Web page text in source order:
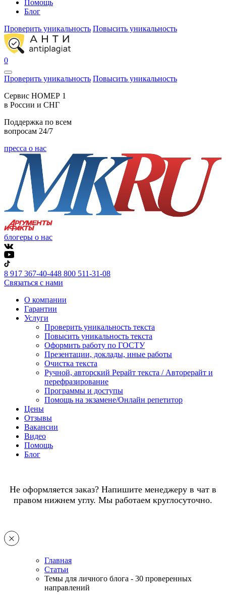
Помощь
Блог
Проверить уникальность Повысить уникальность
0
Проверить уникальность Повысить уникальность
Cервис НОМЕР 1
в России и СНГ
Поддержка по всем
вопросам 24/7
пресса о нас
блогеры о нас
8 917 367-40-448 800 511-31-08
Связаться с нами
О компании
Гарантии
Услуги
Проверить уникальность текста
Повысить уникальность текста
Оформить работу по ГОСТУ
Презентации, доклады, иные работы
Очистка текста
Ручной, авторский Рерайт текста / Авторерайт и
перефразирование
Программы и доступы
Помощь на экзамене/Онлайн репетитор
Цены
Отзывы
Вакансии
Видео
Помощь
Блог
Не оформляется заказ? Напишите менеджеру в чат в
правом нижнем углу. Мы работаем круглосуточно.
Главная
Статьи
Темы для личного блога - 30 проверенных
направлений